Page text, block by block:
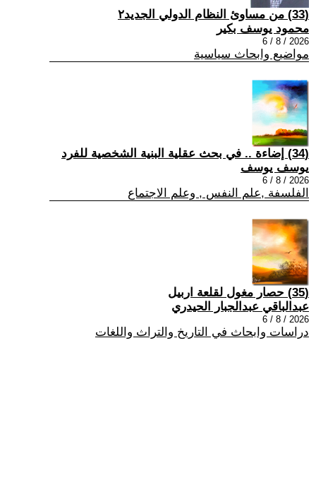
(33) من مساوئ النظام الدولي الجديد٢
محمود يوسف بكير
2026 / 8 / 6
مواضيع وابحاث سياسية
(34) إضاءة .. في بحث عقلية البنية الشخصية للفرد
يوسف يوسف
2026 / 8 / 6
الفلسفة ,علم النفس , وعلم الاجتماع
(35) حصار مغول لقلعة اربيل
عبدالباقي عبدالجبار الحيدري
2026 / 8 / 6
دراسات وابحاث في التاريخ والتراث واللغات